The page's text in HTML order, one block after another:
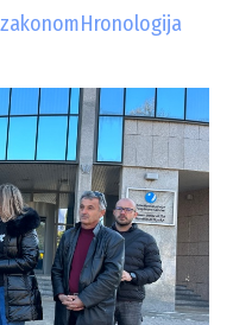
Hronologija